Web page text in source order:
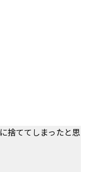
捨ててしまったと思